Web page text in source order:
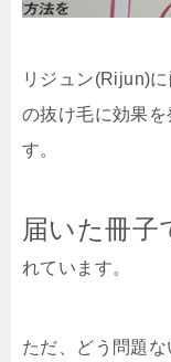
リジュン(Rijun)
の抜け毛に効果
す。
届いた冊子
れています。
ただ、どう問題